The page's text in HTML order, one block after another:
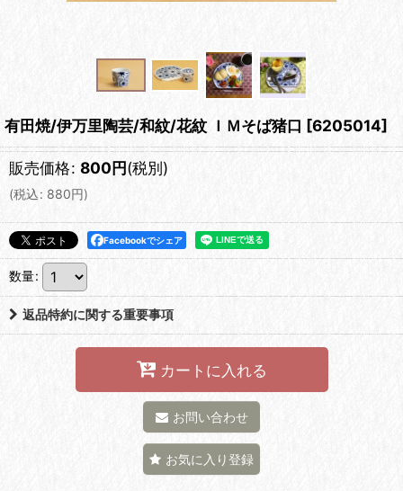
有田焼/伊万里陶芸/和紋/花紋 ＩＭそば猪口 [6205014]
販売価格: 800円(税別)
(税込: 880円)
Facebookでシェア
数量:
返品特約に関する重要事項
カートに入れる
お問い合わせ
お気に入り登録